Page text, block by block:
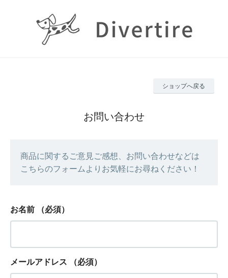
ショップへ戻る
お問い合わせ
商品に関するご意見ご感想、お問い合わせなどは
こちらのフォームよりお気軽にお尋ねください！
お名前 （必須）
メールアドレス （必須）